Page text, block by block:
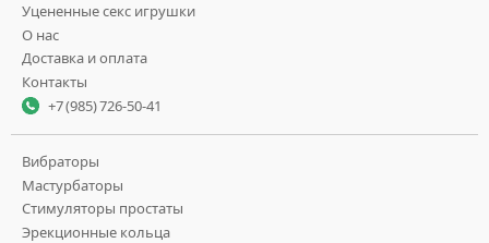
Уцененные секс игрушки
О нас
Доставка и оплата
Контакты
+7 (985) 726-50-41
Вибраторы
Мастурбаторы
Стимуляторы простаты
Эрекционные кольца